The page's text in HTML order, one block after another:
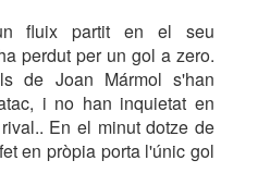
fluix partit en el seu
perdut per un gol a zero.
de Joan Mármol s'han
i no han inquietat en
En el minut dotze de
en pròpia porta l'únic gol